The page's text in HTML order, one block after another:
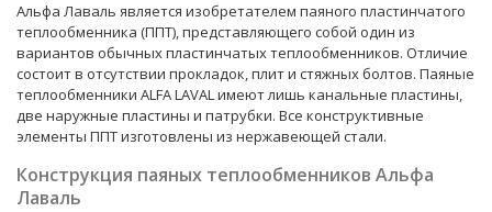
Альфа Лаваль является изобретателем паяного пластинчатого
теплообменника (ППТ), представляющего собой один из
вариантов обычных пластинчатых теплообменников. Отличие
состоит в отсутствии прокладок, плит и стяжных болтов. Паяные
теплообменники ALFA LAVAL имеют лишь канальные пластины,
две наружные пластины и патрубки. Все конструктивные
элементы ППТ изготовлены из нержавеющей стали.
Конструкция паяных теплообменников Альфа
Лаваль